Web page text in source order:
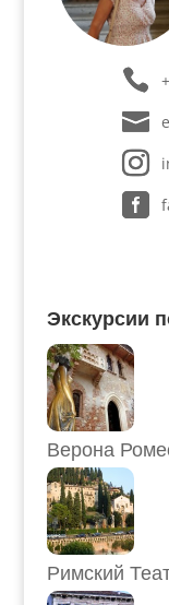
Экскурсии
Верона
Римский